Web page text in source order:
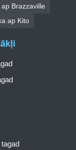
Brazzaville
ap Kito